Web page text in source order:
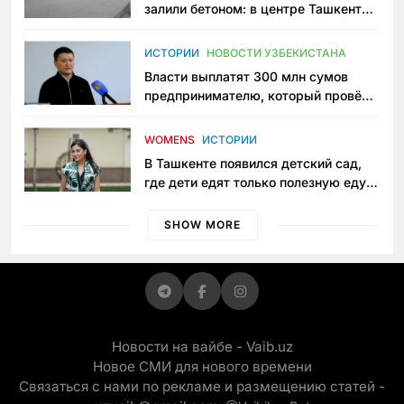
залили бетоном: в центре Ташкента
пространство
ИСТОРИИ НОВОСТИ УЗБЕКИСТАНА
Власти выплатят 300 млн сумов
предпринимателю, который провёл
приговору
WOMENS ИСТОРИИ
В Ташкенте появился детский сад,
где дети едят только полезную еду.
просить «кашу без сахара»
SHOW MORE
Новости на вайбе - Vaib.uz
Новое СМИ для нового времени
Связаться с нами по рекламе и размещению статей -